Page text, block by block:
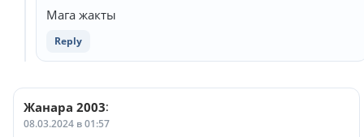
Мага жакты
Reply
Жанара 2003:
08.03.2024 в 01:57